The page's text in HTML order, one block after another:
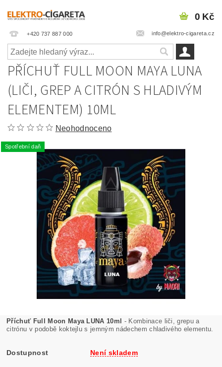
+420 737 887 000 info@elektro-cigareta.cz
0 Kč
PŘÍCHUŤ FULL MOON MAYA LUNA
(LIČI, GREP A CITRÓN S HLADIVÝM
ELEMENTEM) 10ML
Neohodnoceno
Spotřební daň
Příchuť Full Moon Maya LUNA 10ml - Kombinace liči, grepu a
citrónu v podobě koktejlu s jemným nádechem chladivého elementu.
Dostupnost Není skladem